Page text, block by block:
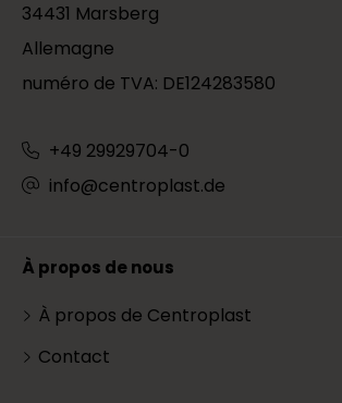
34431 Marsberg
Allemagne
numéro de TVA: DE124283580
+49 29929704-0
info@centroplast.de
À propos de nous
À propos de Centroplast
Contact